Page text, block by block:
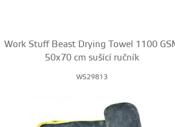
Work Stuff Beast Drying Towel 1100
50x70 cm sušící ručník
WS29813